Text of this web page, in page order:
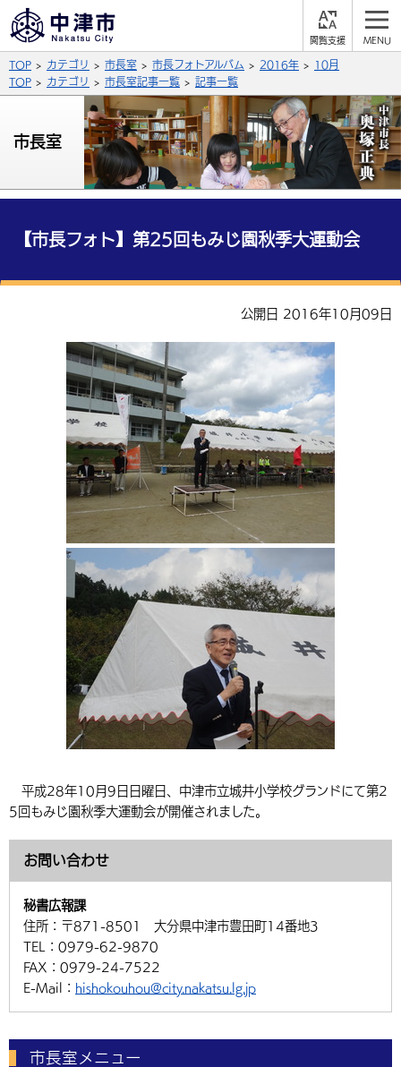
支
背景色
青 白
文字の大きさ
拡大 標準 縮小
言語を選択
英語（English） 中国語（簡体字）
中国語（繁体字） 韓国語（한국어）
組織案内
公式SNS
X (Twitter) YouTube
サイト内検索
総合メニュー
保険・年金
福祉・介護 健康・予防
住宅・インフラ
環境・衛生 生涯学習・スポーツ・人権
外国人の方向け情報
入札・契約 産業・雇用
農林水産業 税金
都市整備
子育て・教育
施設情報 子どもを預ける
手当・助成 健康・医療
相談・支援・情報 計画・施策
観光・移住
観光なび スポットを探す
遊ぶ・体験する グルメ・食べる
買う・おみやげ 四季のイベント・祭り
中津市について 市役所の紹介
地方創生・地域活性化 広報・広聴
行政・計画
TOP カテゴリ 市長室 市長フォトアルバム 2016年
10月
TOP
カテゴリ 市長室記事一覧 記事一覧
市長室
【市長フォト】第25回もみじ園秋季大運動会
公開日 2016年10月09日
平成28年10月9日日曜日、中津市立城井小学校グランドにて第2
5回もみじ園秋季大運動会が開催されました。
お問い合わせ
秘書広報課
住所： 〒871-8501 大分県中津市豊田町14番地3
TEL： 0979-62-9870
FAX： 0979-24-7522
E-Mail： hishokouhou@city.nakatsu.lg.jp
市長室メニュー